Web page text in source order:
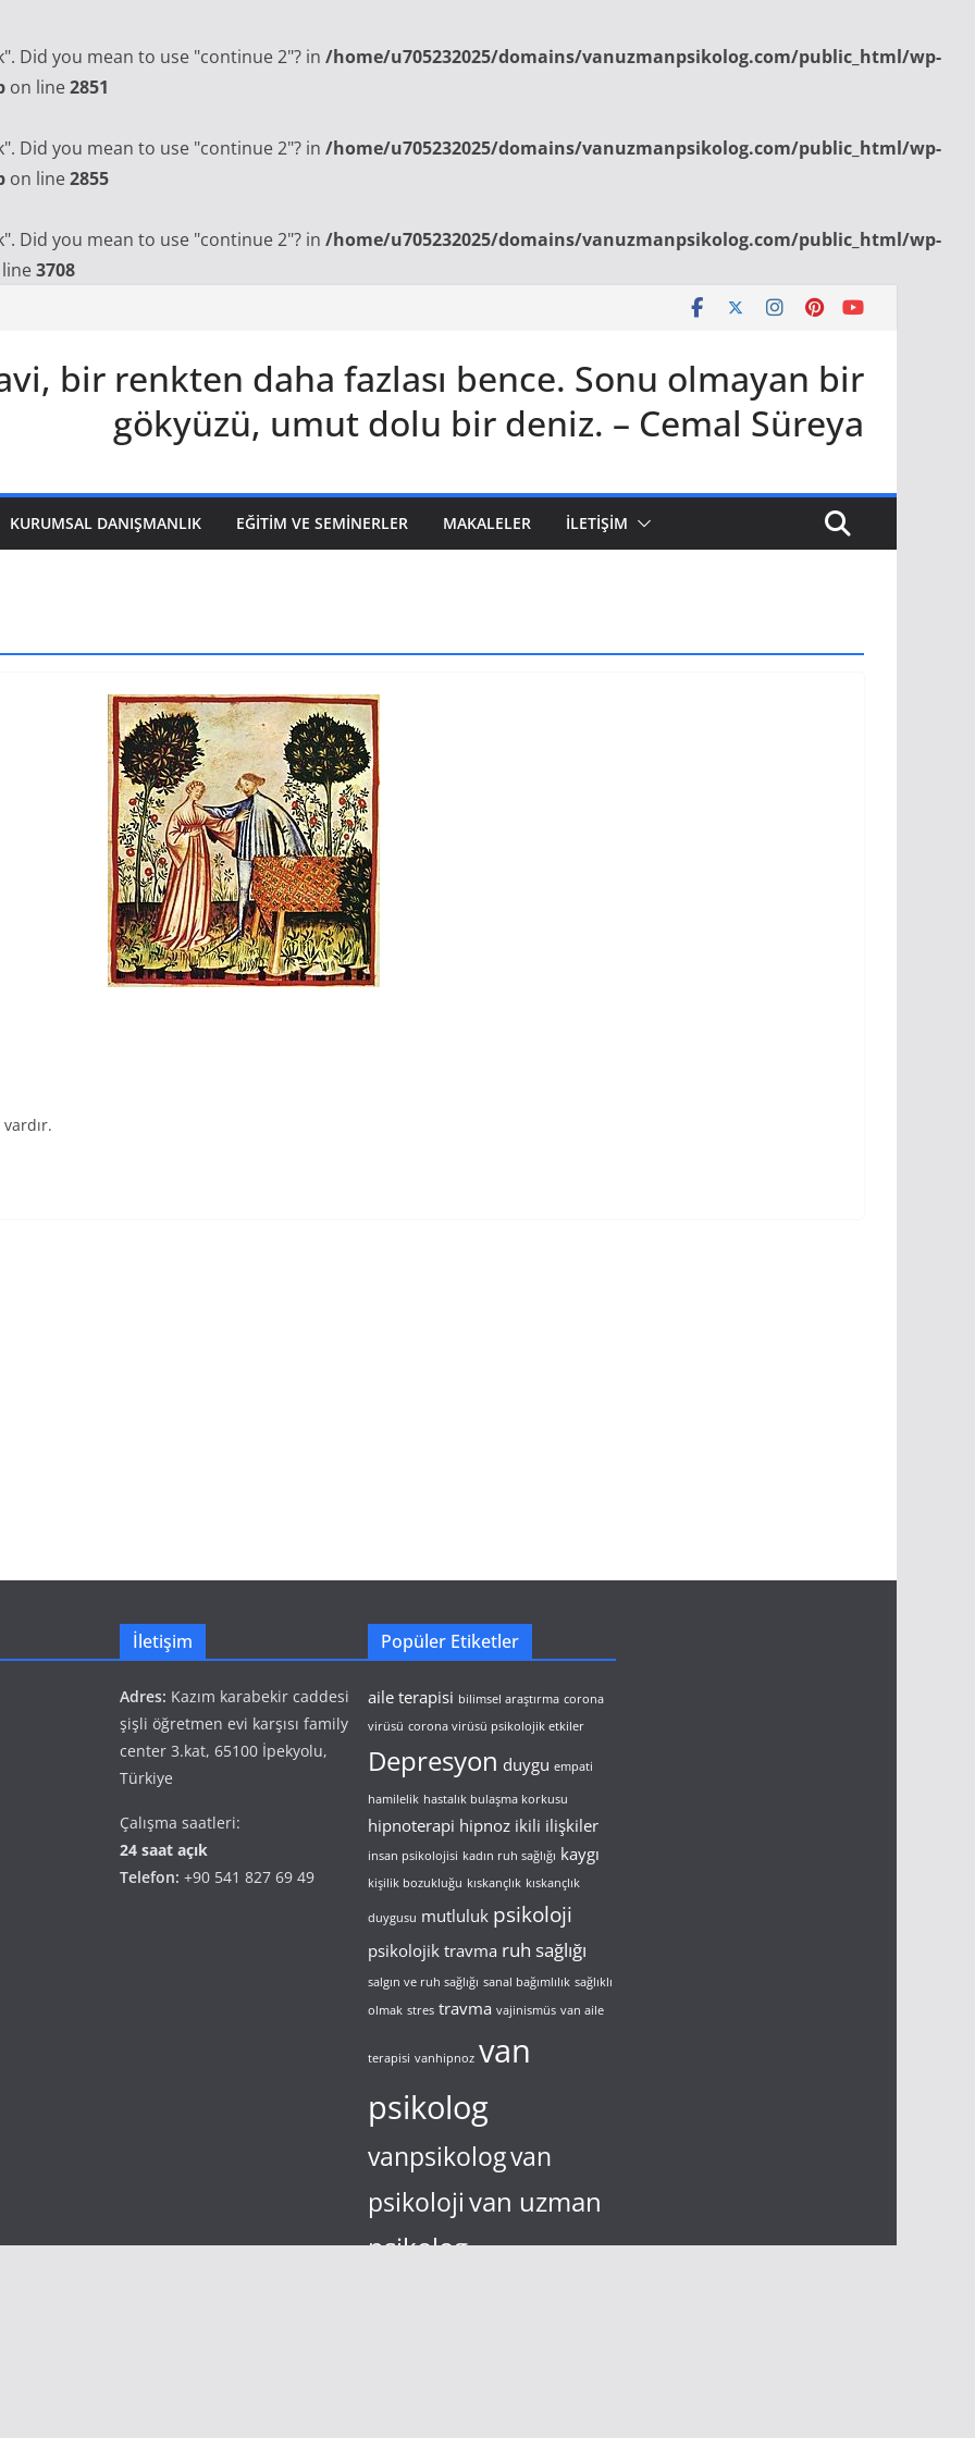
Did you mean to use "continue 2"? in /home/u705232025/domains/vanuzmanpsikolog.com/public_html/wp-
on line2851
Did you mean to use "continue 2"? in /home/u705232025/domains/vanuzmanpsikolog.com/public_html/wp-
on line2855
Did you mean to use "continue 2"? in /home/u705232025/domains/vanuzmanpsikolog.com/public_html/wp-
3708
bir renkten daha fazlası bence. Sonu olmayan bir
gökyüzü, umut dolu bir deniz. – Cemal Süreya
KURUMSAL DANIŞMANLIK EĞITIM VE SEMINERLER MAKALELER İLETIŞIM
İletişim
Adres: Kazım karabekir caddesi
şişli öğretmen evi karşısı family
center 3.kat, 65100 İpekyolu,
Türkiye
Çalışma saatleri:
24 saat açık
Telefon: +90 541 827 69 49
Popüler Etiketler
aile terapisi bilimsel araştırma corona
virüsü corona virüsü psikolojik etkiler
Depresyon duygu empati
hamilelik hastalık bulaşma korkusu
hipnoterapi hipnoz ikili ilişkiler
insan psikolojisi kadın ruh sağlığı kaygı
kişilik bozukluğu kıskançlık kıskançlık
duygusu mutluluk psikoloji
psikolojik travma ruh sağlığı
salgın ve ruh sağlığı sanal bağımlılık sağlıklı
olmak stres travma vajinismüs van aile
terapisi vanhipnoz van
psikolog
vanpsikologvan
psikolojivan uzman
psikolog